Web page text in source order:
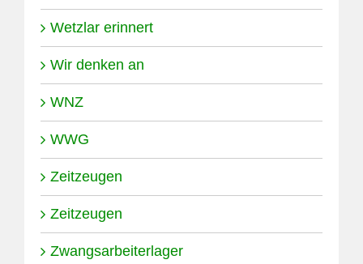
Wetzlar erinnert
Wir denken an
WNZ
WWG
Zeitzeugen
Zeitzeugen
Zwangsarbeiterlager